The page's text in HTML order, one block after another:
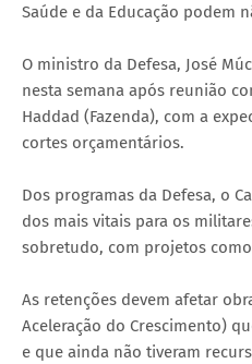
Saúde e da Educação podem
O ministro da Defesa, José
nesta semana após reunião
Haddad (Fazenda), com a
cortes orçamentários.
Dos programas da Defesa, o
dos mais vitais para os
sobretudo, com projetos
As retenções devem afetar
Aceleração do Crescimento)
e que ainda não tiveram